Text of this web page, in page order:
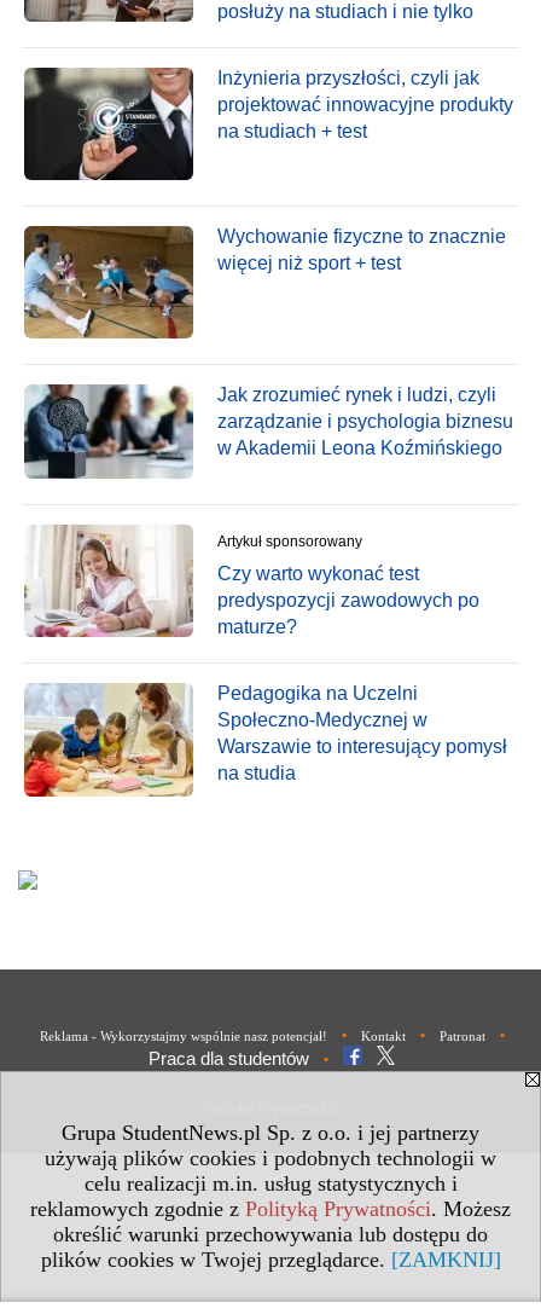
Grupa StudentNews.pl Sp. z o.o. i jej partnerzy
używają plików cookies i podobnych technologii w
celu realizacji m.in. usług statystycznych i
reklamowych zgodnie z Polityką Prywatności. Możesz
określić warunki przechowywania lub dostępu do
plików cookies w Twojej przeglądarce. [ZAMKNIJ]
posłuży na studiach i nie tylko
Inżynieria przyszłości, czyli jak
projektować innowacyjne produkty
na studiach + test
Wychowanie fizyczne to znacznie
więcej niż sport + test
Jak zrozumieć rynek i ludzi, czyli
zarządzanie i psychologia biznesu
w Akademii Leona Koźmińskiego
Artykuł sponsorowany
Czy warto wykonać test
predyspozycji zawodowych po
maturze?
Pedagogika na Uczelni
Społeczno-Medycznej w
Warszawie to interesujący pomysł
na studia
Reklama - Wykorzystajmy wspólnie nasz potencjał! • Kontakt • Patronat •
Praca dla studentów •